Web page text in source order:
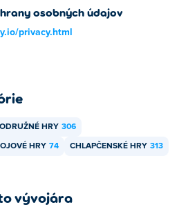
hrať na počítači a mobilných
a tablety.
osobných údajov
privacy.html
HRY 306
HRY 74 CHLAPČENSKÉ HRY 313
vývojára